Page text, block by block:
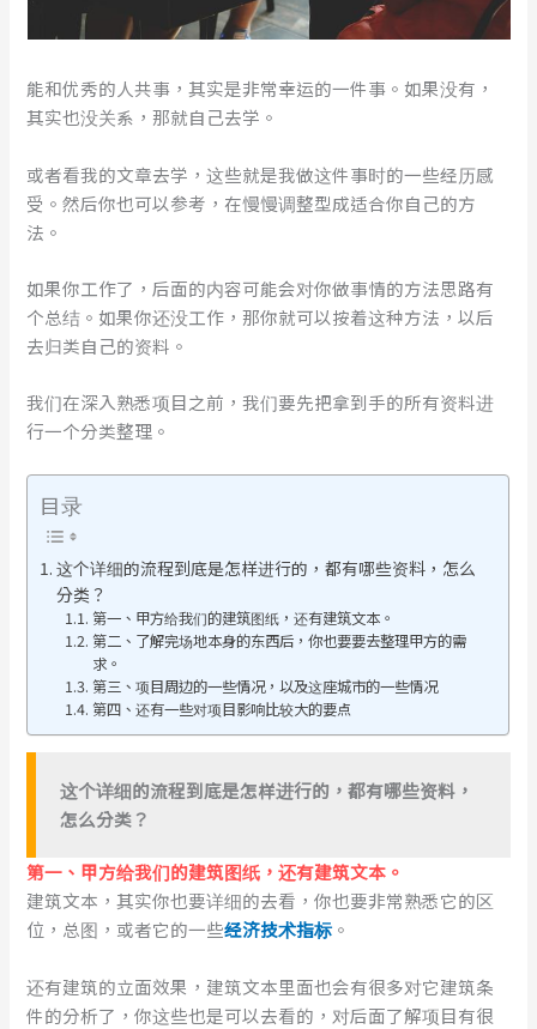
能和优秀的人共事，其实是非常幸运的一件事。如果没有，
其实也没关系，那就自己去学。
或者看我的文章去学，这些就是我做这件事时的一些经历感
受。然后你也可以参考，在慢慢调整型成适合你自己的方
法。
如果你工作了，后面的内容可能会对你做事情的方法思路有
个总结。如果你还没工作，那你就可以按着这种方法，以后
去归类自己的资料。
我们在深入熟悉项目之前，我们要先把拿到手的所有资料进
行一个分类整理。
目录
这个详细的流程到底是怎样进行的，都有哪些资料，怎么
分类？
第一、甲方给我们的建筑图纸，还有建筑文本。
第二、了解完场地本身的东西后，你也要要去整理甲方的需
求。
第三、项目周边的一些情况，以及这座城市的一些情况
第四、还有一些对项目影响比较大的要点
这个详细的流程到底是怎样进行的，都有哪些资料，
怎么分类？
第一、甲方给我们的建筑图纸，还有建筑文本。
建筑文本，其实你也要详细的去看，你也要非常熟悉它的区
位，总图，或者它的一些经济技术指标 。
还有建筑的立面效果，建筑文本里面也会有很多对它建筑条
件的分析了，你这些也是可以去看的，对后面了解项目有很